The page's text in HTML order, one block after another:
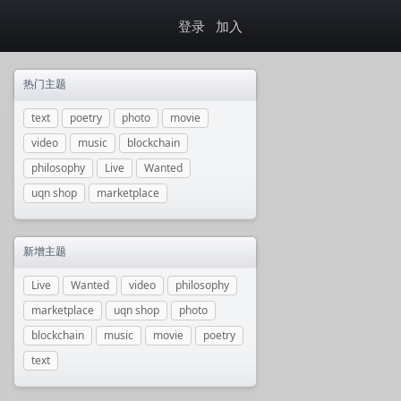
登录 加入
热门主题
text poetry photo
movie
video
music
blockchain
philosophy
Live
Wanted
uqn shop
marketplace
新增主题
Live Wanted video
philosophy
marketplace
uqn shop
photo
blockchain
music movie
poetry
text